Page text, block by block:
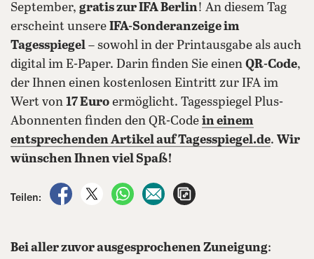
September, gratis zur IFA Berlin! An diesem Tag
erscheint unsere IFA-Sonderanzeige im
Tagesspiegel – sowohl in der Printausgabe als auch
digital im E-Paper. Darin finden Sie einen QR-Code,
der Ihnen einen kostenlosen Eintritt zur IFA im
Wert von 17 Euro ermöglicht. Tagesspiegel Plus-
Abonnenten finden den QR-Code in einem
entsprechenden Artikel auf Tagesspiegel.de. Wir
wünschen Ihnen viel Spaß!
Teilen:
auf Facebook teilen
auf X teilenper WhatsApp teilen
per E-Mail teilen
Bei aller zuvor ausgesprochenen Zuneigung: